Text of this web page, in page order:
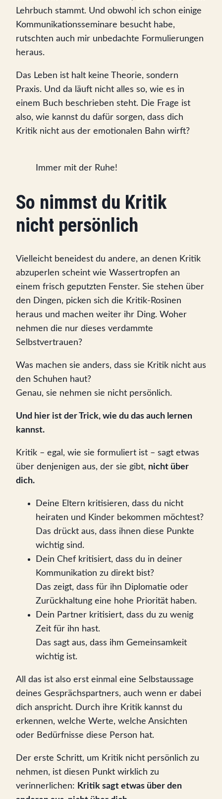
Lehrbuch stammt. Und obwohl ich schon einige
Kommunikationsseminare besucht habe,
rutschten auch mir unbedachte Formulierungen
heraus.
Das Leben ist halt keine Theorie, sondern
Praxis. Und da läuft nicht alles so, wie es in
einem Buch beschrieben steht. Die Frage ist
also, wie kannst du dafür sorgen, dass dich
Kritik nicht aus der emotionalen Bahn wirft?
Immer mit der Ruhe!
So nimmst du Kritik
nicht persönlich
Vielleicht beneidest du andere, an denen Kritik
abzuperlen scheint wie Wassertropfen an
einem frisch geputzten Fenster. Sie stehen über
den Dingen, picken sich die Kritik-Rosinen
heraus und machen weiter ihr Ding. Woher
nehmen die nur dieses verdammte
Selbstvertrauen?
Was machen sie anders, dass sie Kritik nicht aus
den Schuhen haut?
Genau, sie nehmen sie nicht persönlich.
Und hier ist der Trick, wie du das auch lernen
kannst.
Kritik – egal, wie sie formuliert ist – sagt etwas
über denjenigen aus, der sie gibt, nicht über
dich.
Deine Eltern kritisieren, dass du nicht
heiraten und Kinder bekommen möchtest?
Das drückt aus, dass ihnen diese Punkte
wichtig sind.
Dein Chef kritisiert, dass du in deiner
Kommunikation zu direkt bist?
Das zeigt, dass für ihn Diplomatie oder
Zurückhaltung eine hohe Priorität haben.
Dein Partner kritisiert, dass du zu wenig
Zeit für ihn hast.
Das sagt aus, dass ihm Gemeinsamkeit
wichtig ist.
All das ist also erst einmal eine Selbstaussage
deines Gesprächspartners, auch wenn er dabei
dich anspricht. Durch ihre Kritik kannst du
erkennen, welche Werte, welche Ansichten
oder Bedürfnisse diese Person hat.
Der erste Schritt, um Kritik nicht persönlich zu
nehmen, ist diesen Punkt wirklich zu
verinnerlichen: Kritik sagt etwas über den